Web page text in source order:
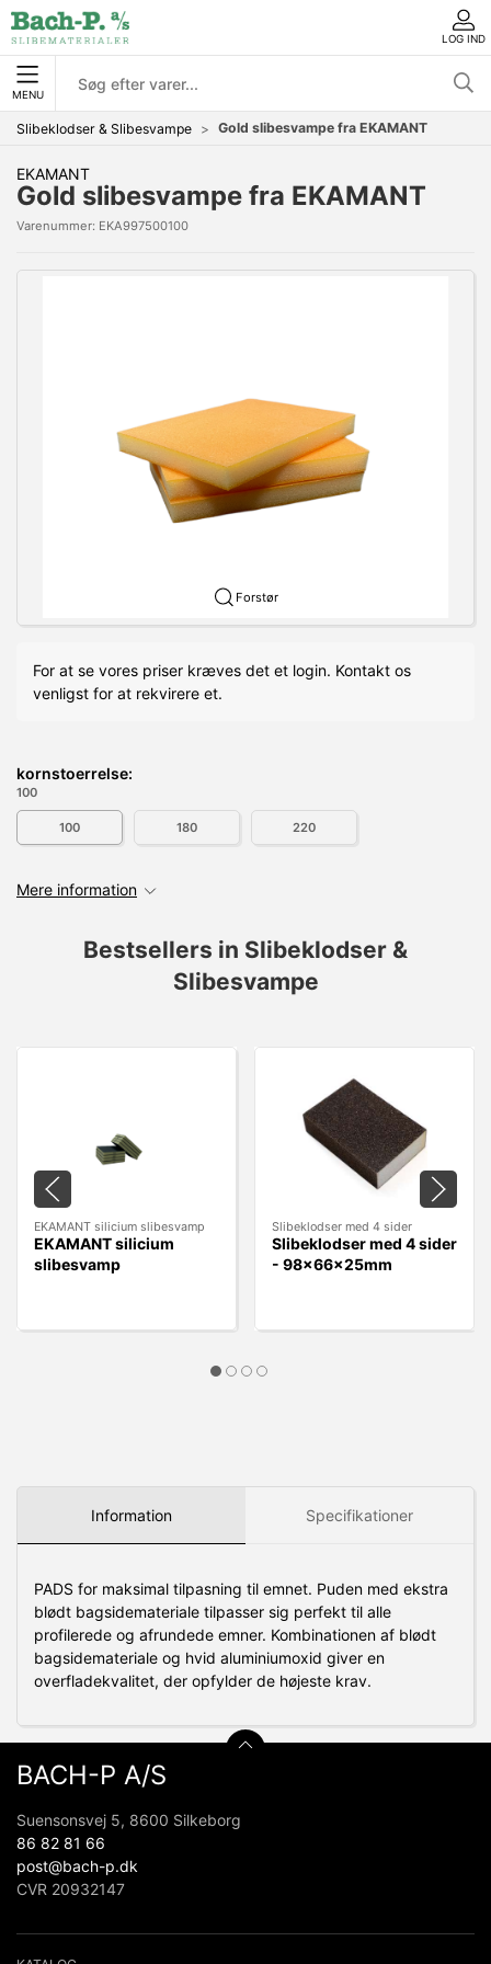
LOG IND
MENU
Slibeklodser & Slibesvampe Gold slibesvampe fra EKAMANT
EKAMANT
Gold slibesvampe fra EKAMANT
Varenummer: EKA997500100
Forstør
For at se vores priser kræves det et login. Kontakt os
venligst for at rekvirere et.
kornstoerrelse:
100
100 180 220
Mere information
Bestsellers in Slibeklodser &
Slibesvampe
EKAMANT silicium slibesvamp
EKAMANT silicium
slibesvamp
Slibeklodser med 4 sider
Slibeklodser med 4 sider
- 98x66x25mm
Information Specifikationer
PADS for maksimal tilpasning til emnet. Puden med ekstra
blødt bagsidemateriale tilpasser sig perfekt til alle
profilerede og afrundede emner. Kombinationen af ​​blødt
bagsidemateriale og hvid aluminiumoxid giver en
overfladekvalitet, der opfylder de højeste krav.
BACH-P A/S
Suensonsvej 5, 8600 Silkeborg
86 82 81 66
post@bach-p.dk
CVR 20932147